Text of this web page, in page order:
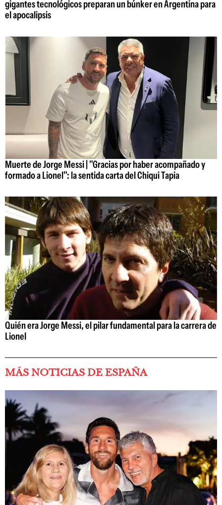
gigantes tecnológicos preparan un búnker en Argentina para
el apocalipsis
Muerte de Jorge Messi | "Gracias por haber acompañado y
formado a Lionel": la sentida carta del Chiqui Tapia
Quién era Jorge Messi, el pilar fundamental para la carrera de
Lionel
MÁS NOTICIAS DE ESPAÑA